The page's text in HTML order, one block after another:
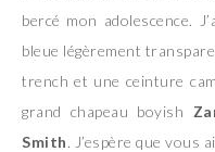
bercé mon adolescence.
bleue légèrement
trench et une ceinture
grand chapeau boyish
Smith. J’espère que vous